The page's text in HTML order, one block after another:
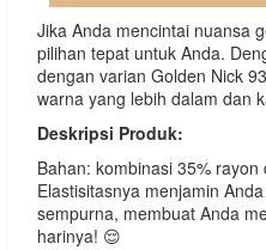
Jika Anda mencintai nuansa
pilihan tepat untuk Anda.
dengan varian Golden Nick
warna yang lebih dalam dan
Deskripsi Produk:
Bahan: kombinasi 35% rayon
Elastisitasnya menjamin
sempurna, membuat Anda
harinya! 😌